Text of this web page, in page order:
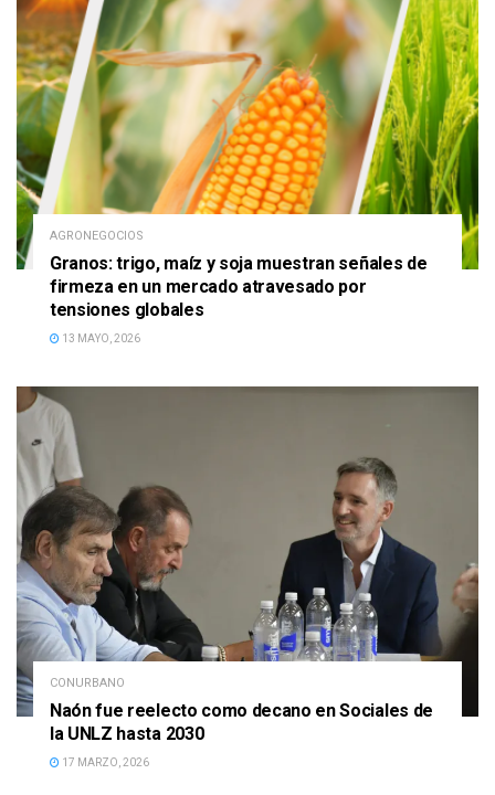
AGRONEGOCIOS
Granos: trigo, maíz y soja muestran señales de
firmeza en un mercado atravesado por
tensiones globales
13 MAYO, 2026
CONURBANO
Naón fue reelecto como decano en Sociales de
la UNLZ hasta 2030
17 MARZO, 2026